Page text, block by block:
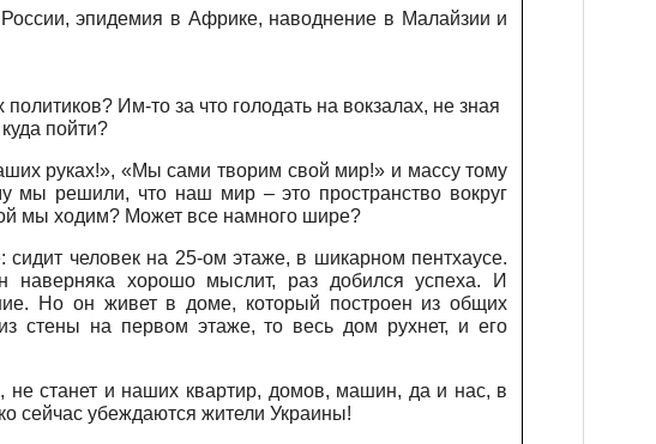
эпидемия в Африке, наводнение в Малайзии и
Им-то за что голодать на вокзалах, не зная
куда пойти?
руках!», «Мы сами творим свой мир!» и массу тому
мы решили, что наш мир – это пространство вокруг
мы ходим? Может все намного шире?
сидит человек на 25-ом этаже, в шикарном пентхаусе.
хорошо мыслит, раз добился успеха. И
Но он живет в доме, который построен из общих
стены на первом этаже, то весь дом рухнет, и его
станет и наших квартир, домов, машин, да и нас, в
сейчас убеждаются жители Украины!